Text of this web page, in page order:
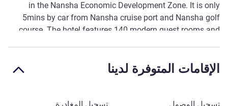
الوصف
in the Nansha Economic Development Zone. It is only
5mins by car from Nansha cruise port and Nansha golf
course. The hotel features 140 modern guest rooms and
الإقامات المتوفرة لدينا